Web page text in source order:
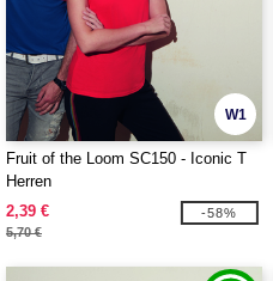
W1
Fruit of the Loom SC150 - Iconic T
Herren
2,39 €
5,70 €
-58%